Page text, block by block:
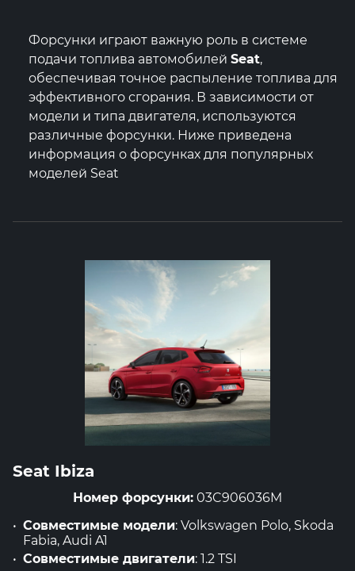
Форсунки играют важную роль в системе
подачи топлива автомобилей Seat,
обеспечивая точное распыление топлива для
эффективного сгорания. В зависимости от
модели и типа двигателя, используются
различные форсунки. Ниже приведена
информация о форсунках для популярных
моделей Seat
Seat Ibiza
Номер форсунки: 03C906036M
Совместимые модели: Volkswagen Polo, Skoda
Fabia, Audi A1
Совместимые двигатели: 1.2 TSI